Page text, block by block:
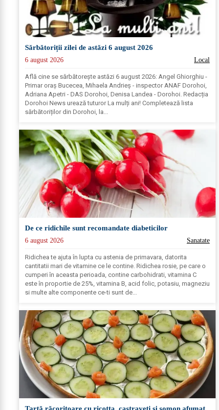
Sărbătoriții zilei de astăzi 6 august 2026
6 august 2026 Local
Află cine se sărbătoreşte astăzi 6 august 2026: Angel Ghiorghiu -
Primar oraș Bucecea, Mihaela Andrieș - inspector ANAF Dorohoi,
Adriana Apetri - DAS Dorohoi, Denisa Landea - Dorohoi. Redacția
Dorohoi News urează tuturor La mulți ani! Completează lista
sărbătoriților din Dorohoi, la...
De ce ridichile sunt recomandate diabeticilor
6 august 2026 Sanatate
Ridichea te ajuta în lupta cu astenia de primavara, datorita
cantitatii mari de vitamine ce le contine. Ridichea rosie, pe care o
cumperi în aceasta perioada, contine carbohidrati, vitamina C
este în proportie de 25%, vitamina B, acid folic, potasiu, magneziu
si multe alte componente ce-ti sunt de...
Tartă răcoritoare cu ricotta, castraveți și somon afumat